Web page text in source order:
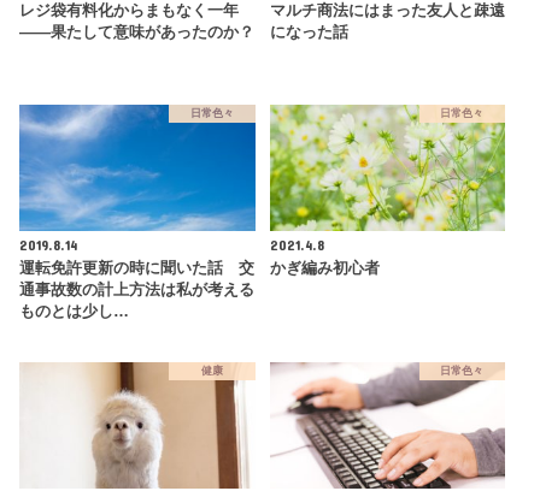
レジ袋有料化からまもなく一年
――果たして意味があったのか？
マルチ商法にはまった友人と疎遠
になった話
日常色々
2019.8.14
運転免許更新の時に聞いた話 交
通事故数の計上方法は私が考える
ものとは少し…
日常色々
2021.4.8
かぎ編み初心者
健康 日常色々